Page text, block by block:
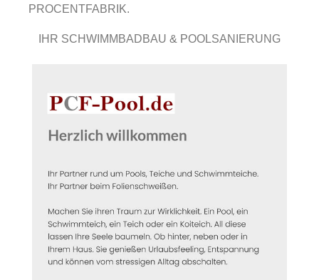
PROCENTFABRIK.
IHR SCHWIMMBADBAU & POOLSANIERUNG